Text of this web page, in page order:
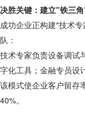
决胜关键：建立"铁三
成功企业正构建"技术
队：
技术专家负责设备调试
字化工具；金融专员设
该模式使企业客户留存
40%。